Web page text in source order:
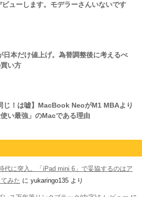
ューします。モデラーさんいないです
日本だけ値上げ。為替調整後に考えるべ
い方
じ！は嘘】MacBook NeoがM1 MBAより
い最強」のMacである理由
代に突入。「iPad mini 6」で妥協するのはア
みた に yukaringo135 より